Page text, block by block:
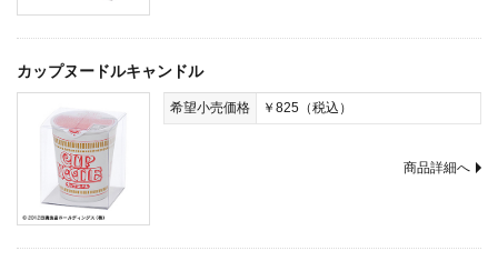
カップヌードルキャンドル
希望小売価格 ￥825（税込）
商品詳細へ